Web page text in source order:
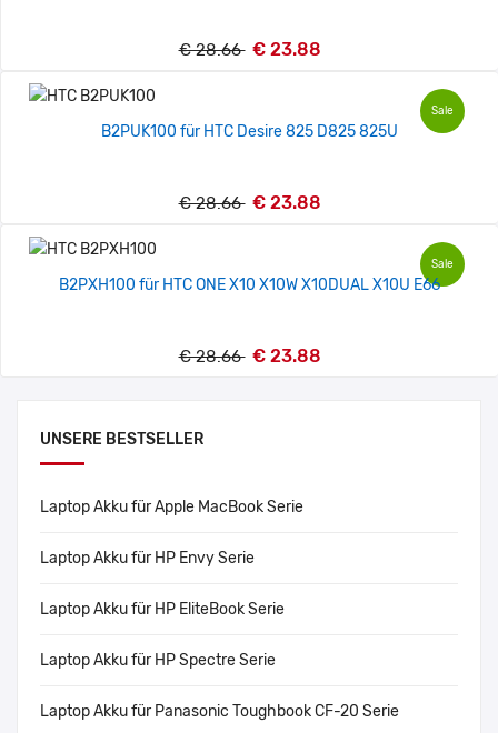
UNSERE BESTSELLER
Laptop Akku für Apple MacBook Serie
Laptop Akku für HP Envy Serie
Laptop Akku für HP EliteBook Serie
Laptop Akku für HP Spectre Serie
Laptop Akku für Panasonic Toughbook CF-20 Serie
€ 28.66 € 23.88
Sale
B2PUK100 für HTC Desire 825 D825 825U
€ 28.66 € 23.88
Sale
B2PXH100 für HTC ONE X10 X10W X10DUAL X10U E66
€ 28.66 € 23.88